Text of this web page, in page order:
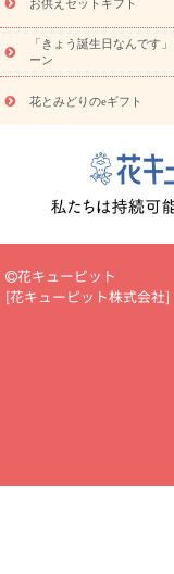
お祝い お祝い・
5000円～
お祝い・
悔やみ
円～
お供え・お悔や
いのマナー
定年退
花キューピ
彩心理学」で選ぶ方法
ール
新築引っ越し祝
場上司や先輩へ贈るお
あり)
花キューピッ
お供えセットギフト
「きょう誕生日なんです
ーン
花とみどりのeギフト
花キューピット
[花キューピット株式会社]